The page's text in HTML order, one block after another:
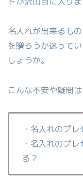
名入れが出来るも
を贈ろうか迷って
しょうか。
こんな不安や疑問
・名入れのプ
・名入れのプ
る？